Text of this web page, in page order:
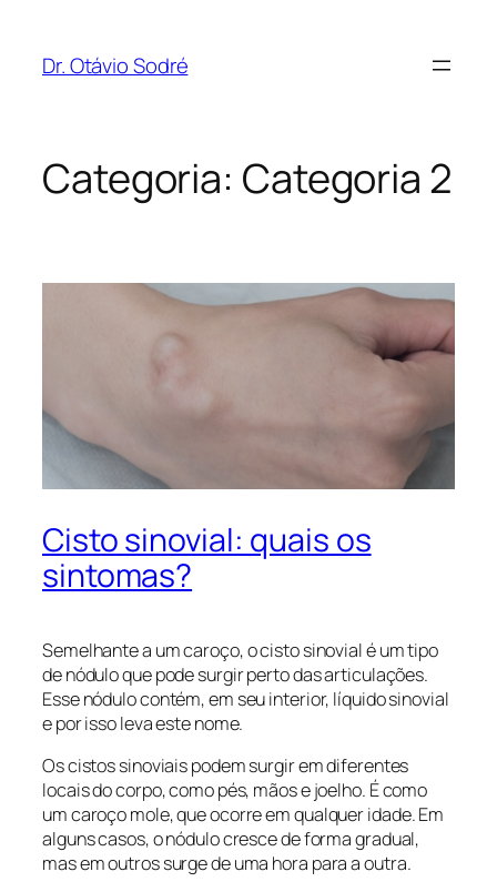
Dr. Otávio Sodré
Categoria: Categoria 2
Cisto sinovial: quais os
sintomas?
Semelhante a um caroço, o cisto sinovial é um tipo
de nódulo que pode surgir perto das articulações.
Esse nódulo contém, em seu interior, líquido sinovial
e por isso leva este nome.
Os cistos sinoviais podem surgir em diferentes
locais do corpo, como pés, mãos e joelho. É como
um caroço mole, que ocorre em qualquer idade. Em
alguns casos, o nódulo cresce de forma gradual,
mas em outros surge de uma hora para a outra.